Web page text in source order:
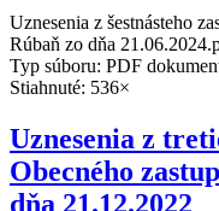
Uznesenia z šestnásteho
Rúbaň zo dňa
Typ súboru: PDF
Stiahnuté: 536×
Uznesenia z
Obecného
dňa 21.12.2022